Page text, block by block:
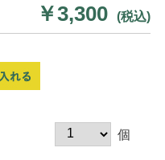
￥3,300 (税込)
個